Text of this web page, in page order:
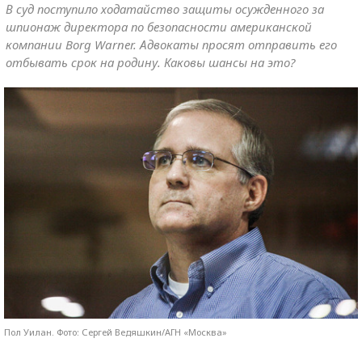
В суд поступило ходатайство защиты осужденного за
шпионаж директора по безопасности американской
компании Borg Warner. Адвокаты просят отправить его
отбывать срок на родину. Каковы шансы на это?
Пол Уилан. Фото: Сергей Ведяшкин/АГН «Москва»